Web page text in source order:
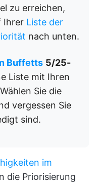
zu erreichen,
Ihrer Liste der
nach unten.
Buffetts 5/25-
Liste mit Ihren
Sie die
vergessen Sie
sind.
im
die Priorisierung